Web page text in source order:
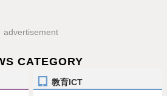
advertisement
CATEGORY
教育ICT